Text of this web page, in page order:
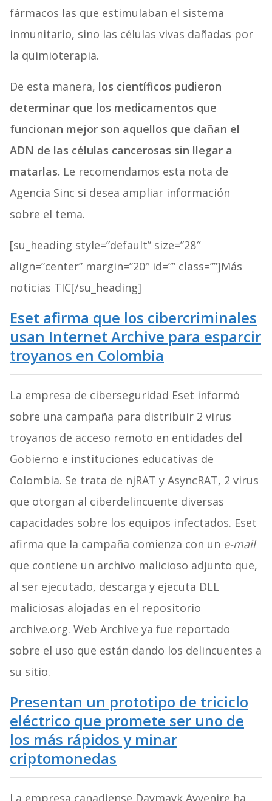
fármacos las que estimulaban el sistema
inmunitario, sino las células vivas dañadas por
la quimioterapia.
De esta manera, los científicos pudieron
determinar que los medicamentos que
funcionan mejor son aquellos que dañan el
ADN de las células cancerosas sin llegar a
matarlas. Le recomendamos esta nota de
Agencia Sinc si desea ampliar información
sobre el tema.
[su_heading style=”default” size=”28″
align=”center” margin=”20″ id=”” class=””]Más
noticias TIC[/su_heading]
Eset afirma que los cibercriminales
usan Internet Archive para esparcir
troyanos en Colombia
La empresa de ciberseguridad Eset informó
sobre una campaña para distribuir 2 virus
troyanos de acceso remoto en entidades del
Gobierno e instituciones educativas de
Colombia. Se trata de njRAT y AsyncRAT, 2 virus
que otorgan al ciberdelincuente diversas
capacidades sobre los equipos infectados. Eset
afirma que la campaña comienza con un e-mail
que contiene un archivo malicioso adjunto que,
al ser ejecutado, descarga y ejecuta DLL
maliciosas alojadas en el repositorio
archive.org. Web Archive ya fue reportado
sobre el uso que están dando los delincuentes a
su sitio.
Presentan un prototipo de triciclo
eléctrico que promete ser uno de
los más rápidos y minar
criptomonedas